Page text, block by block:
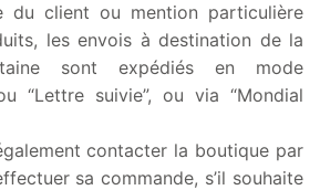
du client ou mention particulière
les envois à destination de la
sont expédiés en mode
“Lettre suivie”, ou via “Mondial
contacter la boutique par
sa commande, s’il souhaite